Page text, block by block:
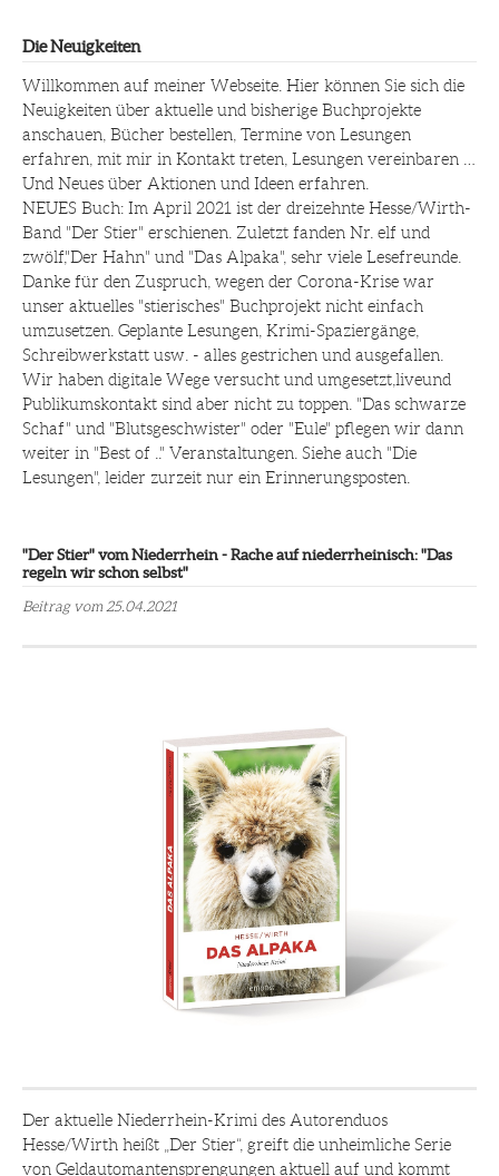
Die Neuigkeiten
Willkommen auf meiner Webseite. Hier können Sie sich die
Neuigkeiten über aktuelle und bisherige Buchprojekte
anschauen, Bücher bestellen, Termine von Lesungen
erfahren, mit mir in Kontakt treten, Lesungen vereinbaren …
Und Neues über Aktionen und Ideen erfahren.
NEUES Buch: Im April 2021 ist der dreizehnte Hesse/Wirth-
Band "Der Stier" erschienen. Zuletzt fanden Nr. elf und
zwölf,"Der Hahn" und "Das Alpaka", sehr viele Lesefreunde.
Danke für den Zuspruch, wegen der Corona-Krise war
unser aktuelles "stierisches" Buchprojekt nicht einfach
umzusetzen. Geplante Lesungen, Krimi-Spaziergänge,
Schreibwerkstatt usw. - alles gestrichen und ausgefallen.
Wir haben digitale Wege versucht und umgesetzt,liveund
Publikumskontakt sind aber nicht zu toppen. "Das schwarze
Schaf" und "Blutsgeschwister" oder "Eule" pflegen wir dann
weiter in "Best of .." Veranstaltungen. Siehe auch "Die
Lesungen", leider zurzeit nur ein Erinnerungsposten.
"Der Stier" vom Niederrhein - Rache auf niederrheinisch: "Das
regeln wir schon selbst"
Beitrag vom 25.04.2021
Der aktuelle Niederrhein-Krimi des Autorenduos
Hesse/Wirth heißt „Der Stier“, greift die unheimliche Serie
von Geldautomantensprengungen aktuell auf und kommt